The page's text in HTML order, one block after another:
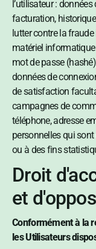
l’utilisateur :
facturation,
lutter contre la
matériel informatique
mot de passe
données de
de satisfaction
campagnes de
téléphone, adresse
personnelles qui
ou à des fins
Droit
et
Conformément à la
les Utilisateurs